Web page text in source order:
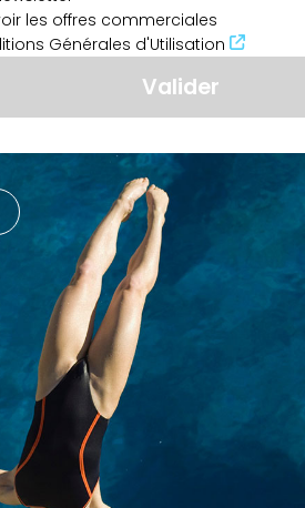
les offres commerciales
Générales d'Utilisation